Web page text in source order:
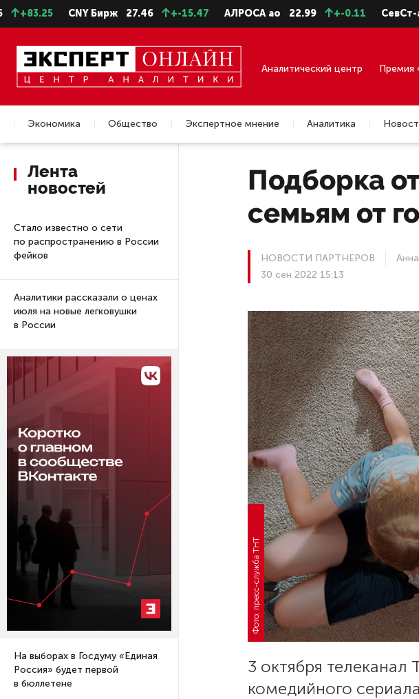
CNY Бирж 27.46 +-15.47 АЛРОСА ао 22.99 +-0.11 СевСт-ао
Аналитический центр Премия
Экономика Общество Экспертное мнение Аналитика
Недвижимость
Лента
новостей
Стало известно о сети
по распространению в России
фейков
Аналитики рассказали о ценах
июля на новые легковушки
в России
На выборах в Госдуму «Единая
Россия» будет первой
в бюллетене
Подборка
семьям от
НОВОСТИ ПАРТНЕРОВ
30 сен 2022 15:13
Фото: пресс-служба ТНТ
3 октября телеканал
комедийного